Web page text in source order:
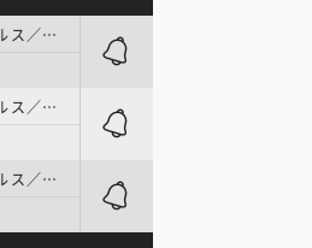
日本カーリング選手権大会 | ミックスダブルス／1次予選 競技2 Sheet C
日本カーリング選手権大会 | ミックスダブルス／1次予選 競技4 Sheet D
日本カーリング選手権大会 | ミックスダブルス／1次予選 競技6 Sheet B